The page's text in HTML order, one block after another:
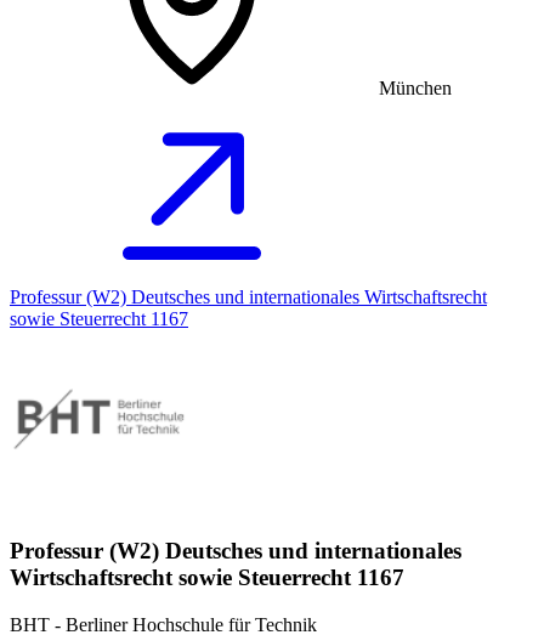
München
Professur (W2) Deutsches und internationales Wirtschaftsrecht
sowie Steuerrecht 1167
Professur (W2) Deutsches und internationales
Wirtschaftsrecht sowie Steuerrecht 1167
BHT - Berliner Hochschule für Technik